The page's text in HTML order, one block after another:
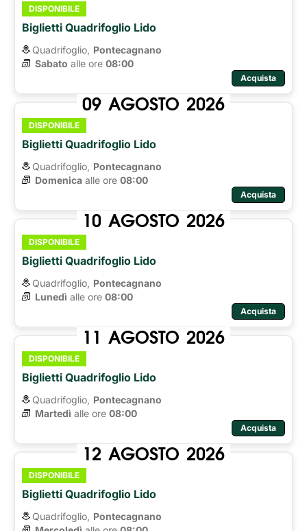
DISPONIBILE
Biglietti Quadrifoglio Lido
Quadrifoglio, Pontecagnano
Sabato alle ore 08:00
Acquista
09 AGOSTO 2026
DISPONIBILE
Biglietti Quadrifoglio Lido
Quadrifoglio, Pontecagnano
Domenica alle ore 08:00
Acquista
10 AGOSTO 2026
DISPONIBILE
Biglietti Quadrifoglio Lido
Quadrifoglio, Pontecagnano
Lunedì alle ore 08:00
Acquista
11 AGOSTO 2026
DISPONIBILE
Biglietti Quadrifoglio Lido
Quadrifoglio, Pontecagnano
Martedì alle ore 08:00
Acquista
12 AGOSTO 2026
DISPONIBILE
Biglietti Quadrifoglio Lido
Quadrifoglio, Pontecagnano